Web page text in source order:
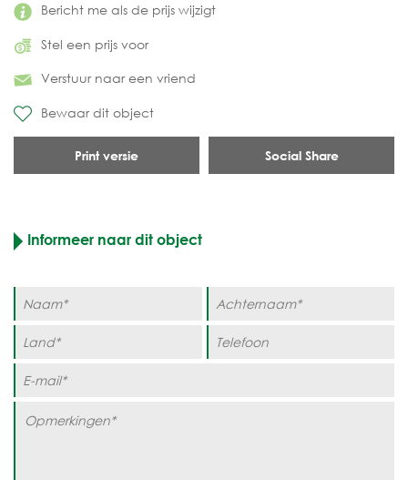
Bericht me als de prijs wijzigt
Stel een prijs voor
Verstuur naar een vriend
Bewaar dit object
Print versie Social Share
Informeer naar dit object